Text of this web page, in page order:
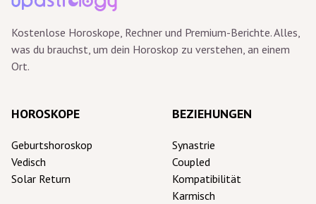
Kostenlose Horoskope, Rechner und Premium-Berichte. Alles,
was du brauchst, um dein Horoskop zu verstehen, an einem
Ort.
HOROSKOPE
Geburtshoroskop
Vedisch
Solar Return
BEZIEHUNGEN
Synastrie
Coupled
Kompatibilität
Karmisch